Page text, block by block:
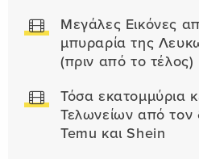
Μεγάλες Εικόνες
μπυραρία της
(πριν από το τέλος)
Τόσα εκατομμύρια
Τελωνείων από
Temu και Shein